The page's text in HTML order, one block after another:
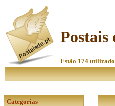
Postais
Estão 174
Categorias